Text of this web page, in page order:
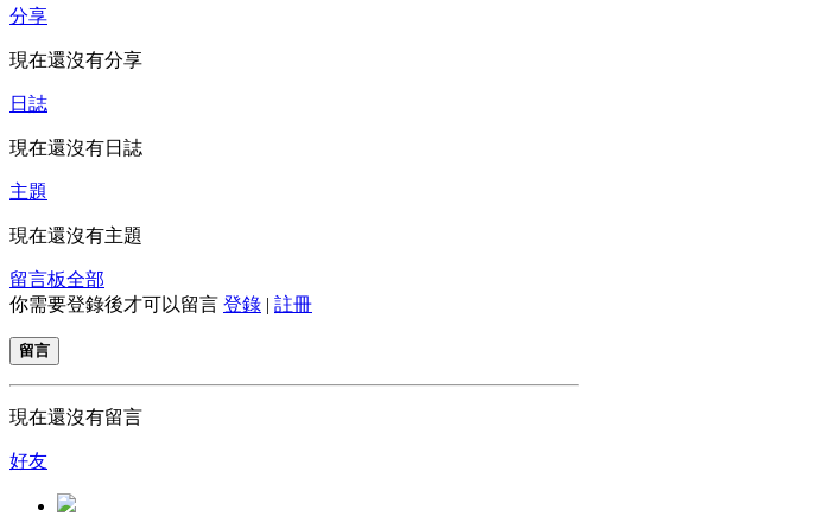
分享
現在還沒有分享
日誌
現在還沒有日誌
主題
現在還沒有主題
留言板全部
你需要登錄後才可以留言 登錄 | 註冊
留言
現在還沒有留言
好友